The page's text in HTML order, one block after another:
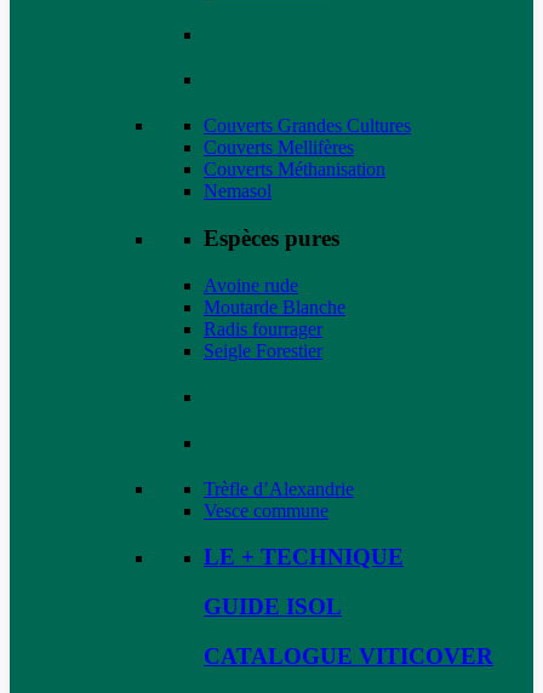
Couverts Grandes Cultures
Couverts Mellifères
Couverts Méthanisation
Nemasol
Espèces pures
Avoine rude
Moutarde Blanche
Radis fourrager
Seigle Forestier
Trèfle d’Alexandrie
Vesce commune
LE + TECHNIQUE
GUIDE ISOL
CATALOGUE VITICOVER